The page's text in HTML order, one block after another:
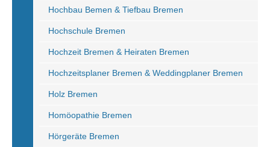
Hochbau Bemen & Tiefbau Bremen
Hochschule Bremen
Hochzeit Bremen & Heiraten Bremen
Hochzeitsplaner Bremen & Weddingplaner Bremen
Holz Bremen
Homöopathie Bremen
Hörgeräte Bremen